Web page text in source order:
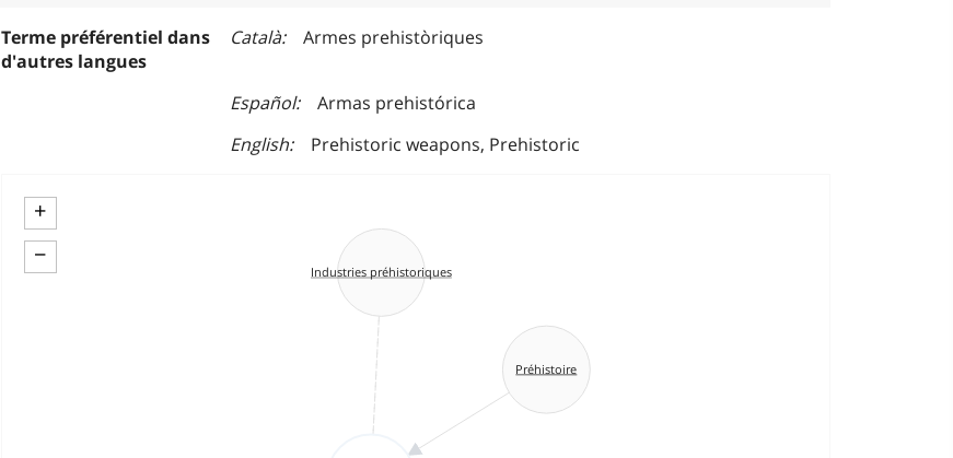
Terme préférentiel dans
d'autres langues
Català Armes prehistòriques
Español
Armas prehistórica
English
Prehistoric weapons, Prehistoric
+
−
Industries préhistoriques
Préhistoire